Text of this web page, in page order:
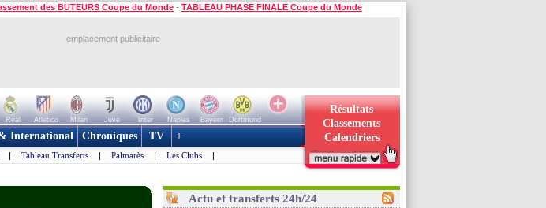
des BUTEURS Coupe du Monde - TABLEAU PHASE FINALE Coupe du Monde
emplacement publicitaire
Real Atletico Milan Juve Inter Naples Bayern
Dortmund
Résultats
Classements
Calendriers
International Chroniques TV +
| Tableau Transferts | Palmarès | Les Clubs |
Actu et transferts 24h/24